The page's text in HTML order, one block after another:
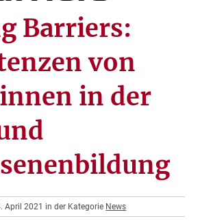
Barriers:
von
in der
April 2021 in der Kategorie News